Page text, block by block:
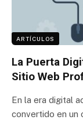
ARTÍCULOS
La Puerta
Sitio Web
En la era digital
convertido en un